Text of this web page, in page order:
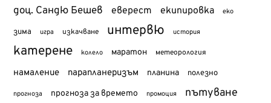
доц. Сандю Бешев еверест екипировка еко
зима игра изкачване интервю история
катерене колело маратон метеорология
намаление парапланеризъм планина полезно
прогноза прогноза за времето промоция пътуване